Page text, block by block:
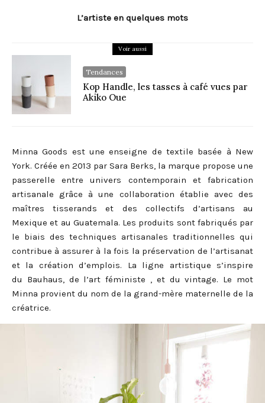
L’artiste en quelques mots
Voir aussi
Tendances
Kop Handle, les tasses à café vues par
Akiko Oue
Minna Goods est une enseigne de textile basée à New
York. Créée en 2013 par Sara Berks, la marque propose une
passerelle entre univers contemporain et fabrication
artisanale grâce à une collaboration établie avec des
maîtres tisserands et des collectifs d’artisans au
Mexique et au Guatemala. Les produits sont fabriqués par
le biais des techniques artisanales traditionnelles qui
contribue à assurer à la fois la préservation de l’artisanat
et la création d’emplois. La ligne artistique s’inspire
du Bauhaus, de l’art féministe , et du vintage. Le mot
Minna provient du nom de la grand-mère maternelle de la
créatrice.